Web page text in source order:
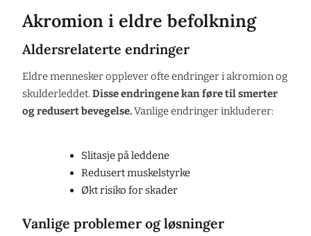
Akromion i eldre befolkning
Aldersrelaterte endringer
Eldre mennesker opplever ofte endringer i akromion og
skulderleddet.Disse endringene kan føre til smerter
og redusert bevegelse.Vanlige endringer inkluderer:
Slitasje på leddene
Redusert muskelstyrke
Økt risiko for skader
Vanlige problemer og løsninger